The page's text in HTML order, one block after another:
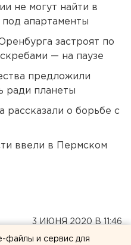
не могут найти в
под апартаменты
застроят по
— на паузе
предложили
ради планеты
рассказали о борьбе с
ввели в Пермском
3 ИЮНЯ 2020 В 11:46
ЕАНовости
файлы и сервис для